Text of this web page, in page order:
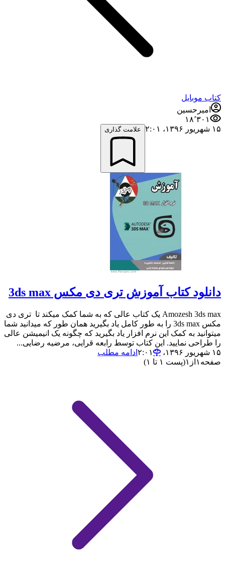
کتاب موبایل
امیرحسین
۱۸٬۳۰۱
۱۵ شهریور ۱۳۹۶،‏ ۲:۰۱
علامت گذاری
دانلود کتاب آموزش تری دی مکس 3ds max
Amozesh 3ds max یک کتاب عالی که به شما کمک میکند تا تری دی
مکس 3ds max را به طور کامل یاد بگیرید همان طور که میدانید شما
میتوانید به کمک این نرم افزار یاد بگیرید که چگونه یک انیمیشن عالی
را طراحی نمایید. این کتاب توسط رابعه قرایی، مرضیه رضایی...
۱۵ شهریور ۱۳۹۶،‏ ۲:۰۱
ادامه مطلب
صفحه ۱ از ۱(پست ۱ تا ۱)